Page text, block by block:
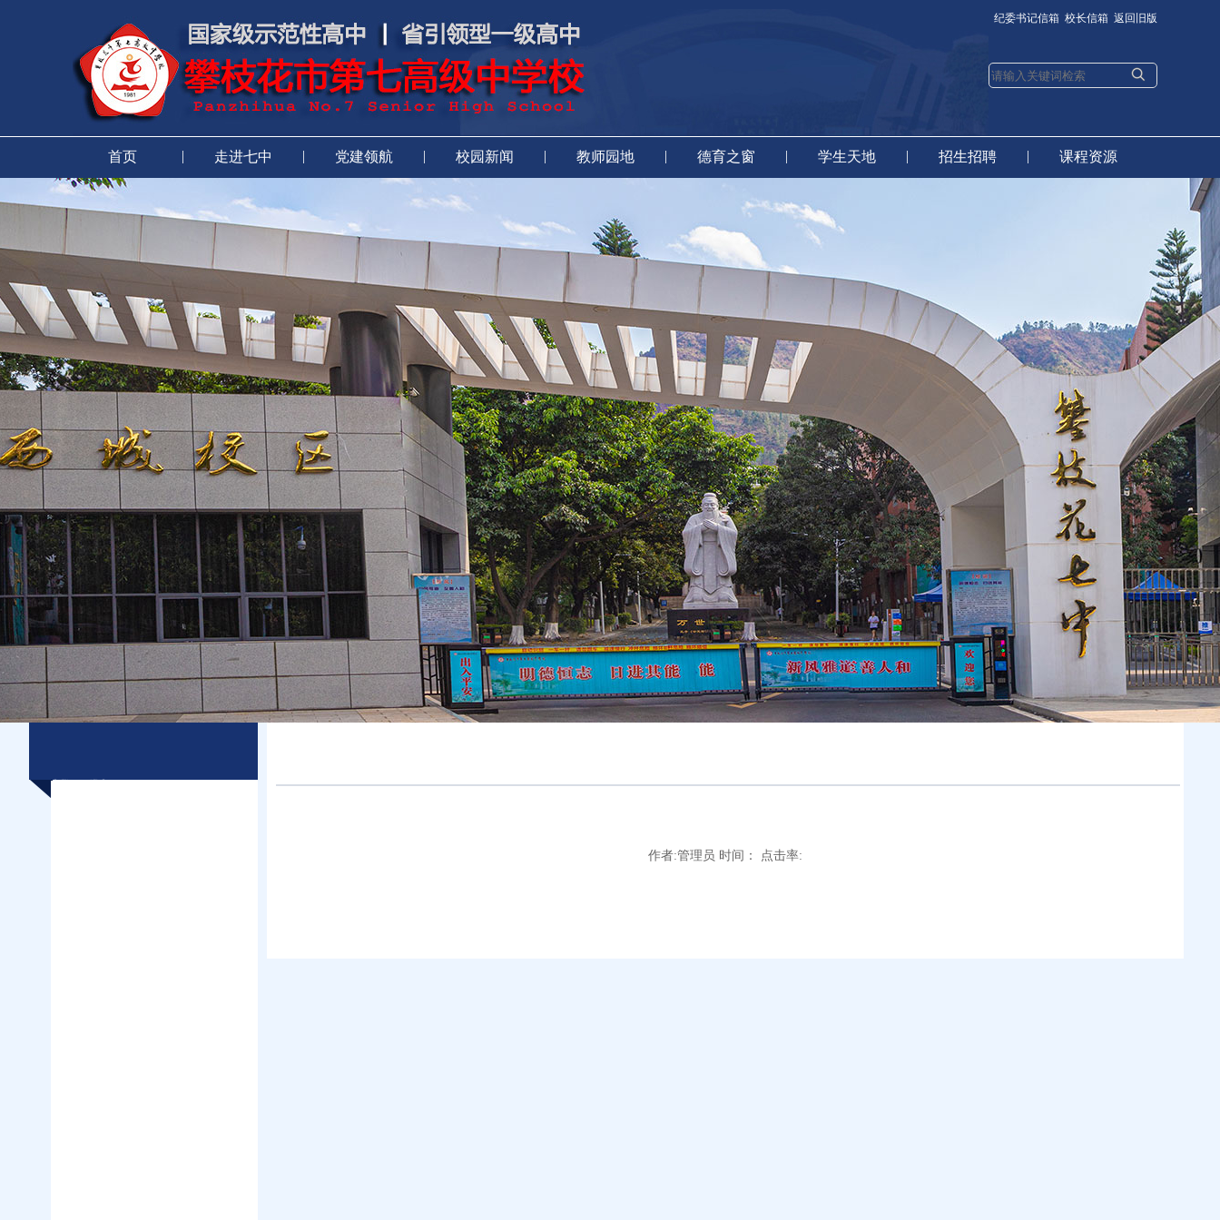
纪委书记信箱 校长信箱 返回旧版
首页 | 走进七中 | 党建领航 | 校园新闻 | 教师园地 | 德育之窗 | 学生天地 | 招生招聘 | 课程资源
作者:管理员 时间： 点击率: